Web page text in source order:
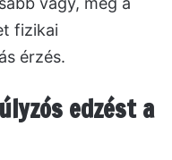
fizikai
érzés.
edzést a